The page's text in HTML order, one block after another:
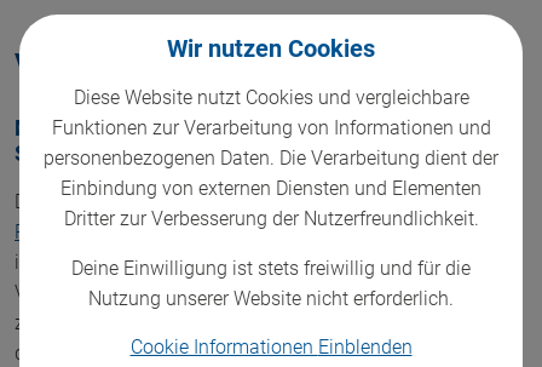
Wir nutzen Cookies
Diese Website nutzt Cookies und vergleichbare
Funktionen zur Verarbeitung von Informationen und
personenbezogenen Daten. Die Verarbeitung dient der
Einbindung von externen Diensten und Elementen
Dritter zur Verbesserung der Nutzerfreundlichkeit.
Deine Einwilligung ist stets freiwillig und für die
Nutzung unserer Website nicht erforderlich.
Cookie Informationen Einblenden
Verbesserungen der Kubernetes-Metriken
Metrics framework extension erreicht den Alpha
Status
Die Erweiterung des Metrics-Frameworks geht in dieAlpha-
Phaseüber und dieDokumentation wird nun für jede Metrik
in der Kubernetes-Codebasis veröffentlicht. Diese
Verbesserung fügt den Kubernetes-Metriken zwei
zusätzliche Metadaten hinzu:
die Unterscheidung von internen bzw. sich in der Beta